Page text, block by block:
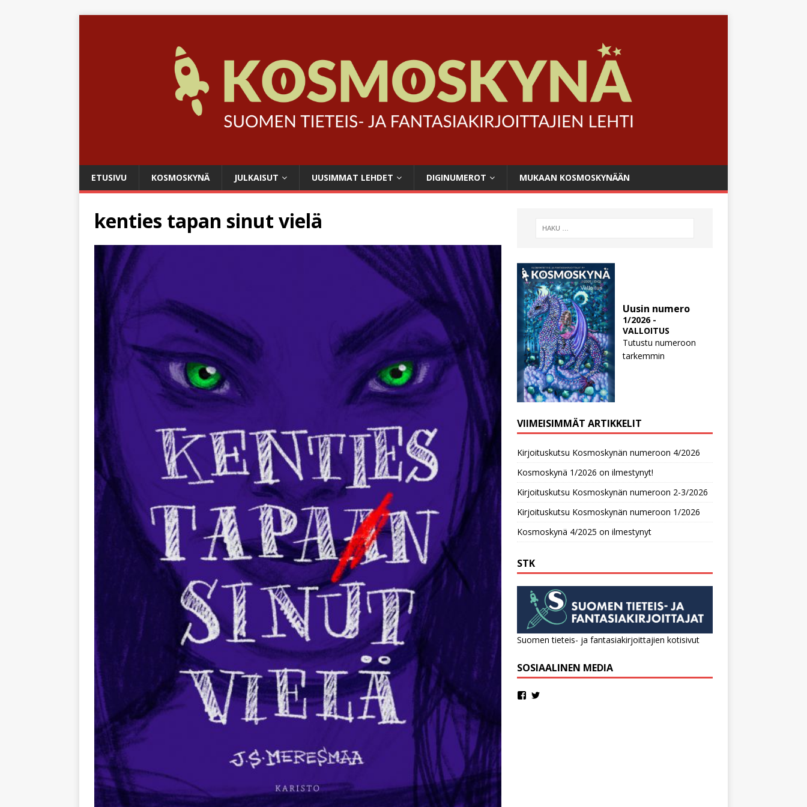
ETUSIVU KOSMOSKYNÄ JULKAISUT UUSIMMAT LEHDET DIGINUMEROT MUKAAN KOSMOSKYNÄÄN
kenties tapan sinut vielä
Uusin numero
1/2026 -
VALLOITUS
Tutustu numeroon
tarkemmin
VIIMEISIMMÄT ARTIKKELIT
Kirjoituskutsu Kosmoskynän numeroon 4/2026
Kosmoskynä 1/2026 on ilmestynyt!
Kirjoituskutsu Kosmoskynän numeroon 2-3/2026
Kirjoituskutsu Kosmoskynän numeroon 1/2026
Kosmoskynä 4/2025 on ilmestynyt
STK
Suomen tieteis- ja fantasiakirjoittajien kotisivut
SOSIAALINEN MEDIA